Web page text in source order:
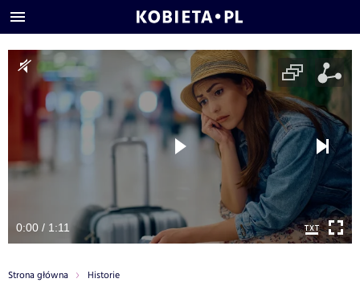
0:00 / 1:11
Strona główna Historie